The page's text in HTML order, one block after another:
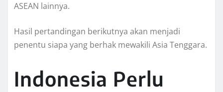
ASEAN lainnya.
Hasil pertandingan berikutnya akan menjadi
penentu siapa yang berhak mewakili Asia Tenggara.
Indonesia Perlu